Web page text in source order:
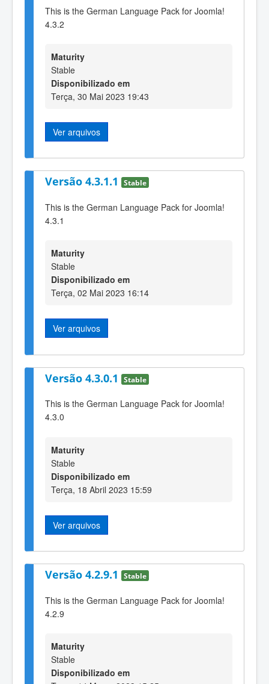
This is the German Language Pack for Joomla!
4.3.2
Maturity
Stable
Disponibilizado em
Terça, 30 Mai 2023 19:43
Ver arquivos
Versão 4.3.1.1 Stable
This is the German Language Pack for Joomla!
4.3.1
Maturity
Stable
Disponibilizado em
Terça, 02 Mai 2023 16:14
Ver arquivos
Versão 4.3.0.1 Stable
This is the German Language Pack for Joomla!
4.3.0
Maturity
Stable
Disponibilizado em
Terça, 18 Abril 2023 15:59
Ver arquivos
Versão 4.2.9.1 Stable
This is the German Language Pack for Joomla!
4.2.9
Maturity
Stable
Disponibilizado em